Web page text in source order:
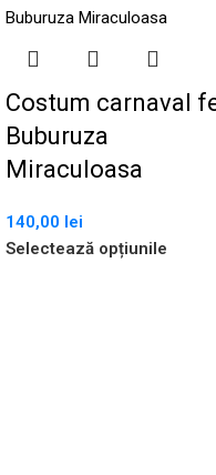
Costum carnaval
Buburuza
Miraculoasa
140,00 lei
Selectează opțiunile